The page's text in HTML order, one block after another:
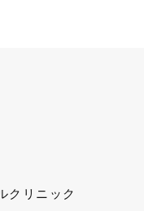
クリニック